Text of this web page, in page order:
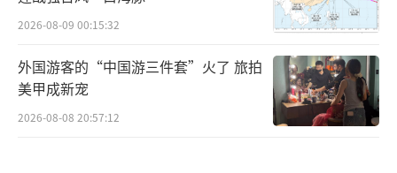
2026-08-09 00:15:32
外国游客的“中国游三件套”火了 旅拍
美甲成新宠
2026-08-08 20:57:12